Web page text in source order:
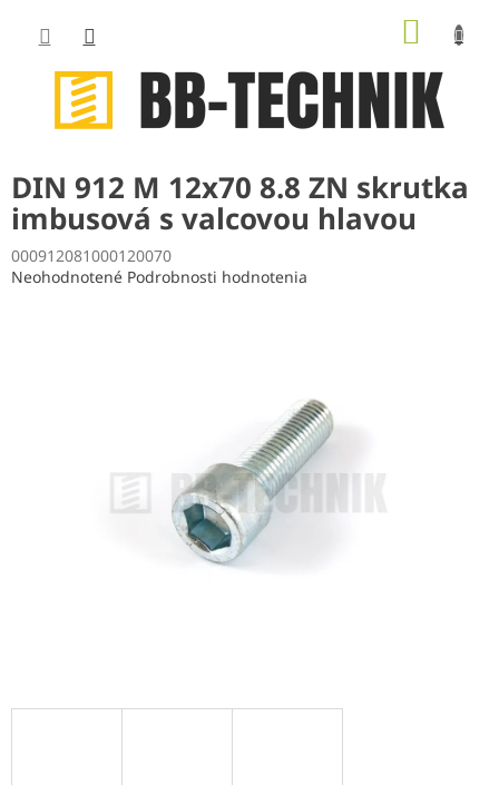
obsah
DIN 912 M 12x70 8.8 ZN skrutka
imbusová s valcovou hlavou
000912081000120070
Priemerné
Neohodnotené Podrobnosti hodnotenia